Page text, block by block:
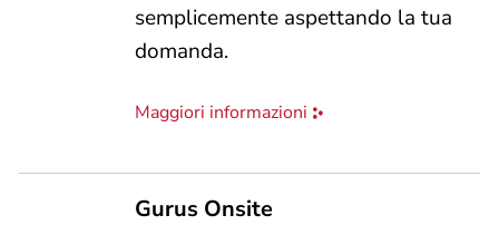
semplicemente aspettando la tua
domanda.
Maggiori informazioni
Gurus Onsite